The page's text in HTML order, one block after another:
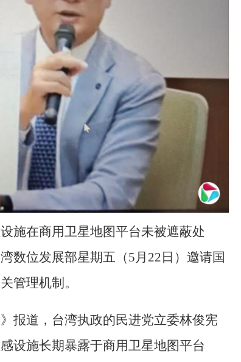
施在商用卫星地图平台未被遮蔽处
数位发展部星期五（5月22日）邀请国
管理机制。
报道，台湾执政的民进党立委林俊宪
设施长期暴露于商用卫星地图平台